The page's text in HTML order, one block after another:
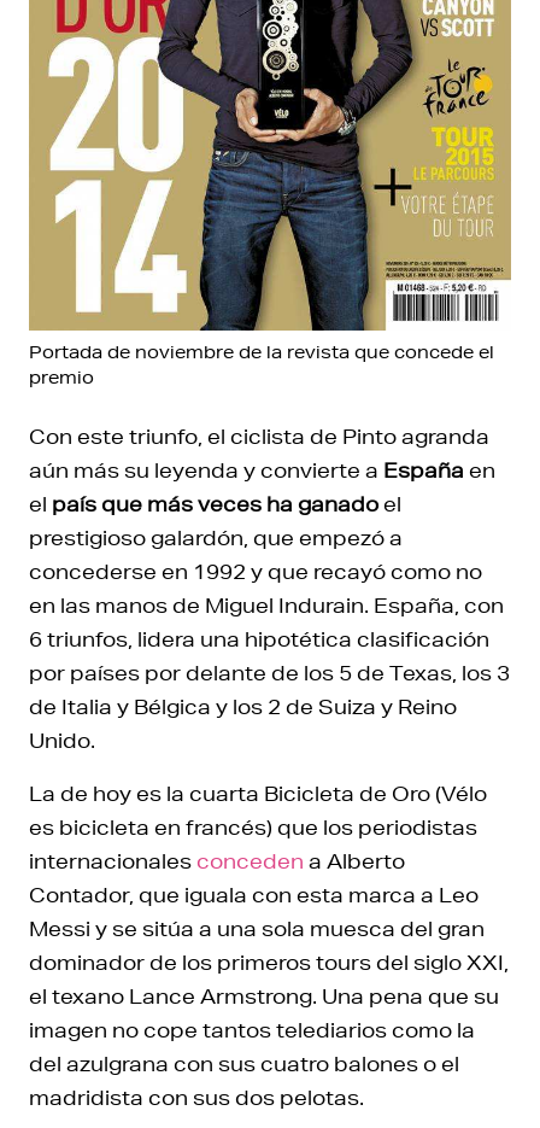
Portada de noviembre de la revista que concede el
premio
Con este triunfo, el ciclista de Pinto agranda
aún más su leyenda y convierte a España en
el país que más veces ha ganadoel
prestigioso galardón, que empezó a
concederse en 1992 y que recayó como no
en las manos de Miguel Indurain. España, con
6 triunfos, lidera una hipotética clasificación
por países por delante de los 5 de Texas, los 3
de Italia y Bélgica y los 2 de Suiza y Reino
Unido.
La de hoy es la cuarta Bicicleta de Oro (Vélo
es bicicleta en francés) que los periodistas
internacionales conceden a Alberto
Contador, que iguala con esta marca a Leo
Messi y se sitúa a una sola muesca del gran
dominador de los primeros tours del siglo XXI,
el texano Lance Armstrong. Una pena que su
imagen no cope tantos telediarios como la
del azulgrana con sus cuatro balones o el
madridista con sus dos pelotas.